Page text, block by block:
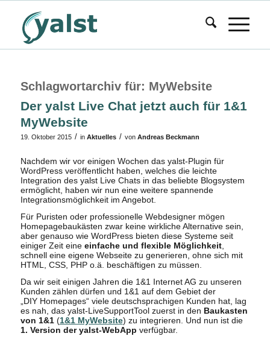
Schlagwortarchiv für: MyWebsite
Der yalst Live Chat jetzt auch für 1&1
MyWebsite
19. Oktober 2015 / in Aktuelles / von Andreas Beckmann
Nachdem wir vor einigen Wochen das yalst-Plugin für
WordPress veröffentlicht haben, welches die leichte
Integration des yalst Live Chats in das beliebte Blogsystem
ermöglicht, haben wir nun eine weitere spannende
Integrationsmöglichkeit im Angebot.
Für Puristen oder professionelle Webdesigner mögen
Homepagebaukästen zwar keine wirkliche Alternative sein,
aber genauso wie WordPress bieten diese Systeme seit
einiger Zeit eine einfache und flexible Möglichkeit,
schnell eine eigene Webseite zu generieren, ohne sich mit
HTML, CSS, PHP o.ä. beschäftigen zu müssen.
Da wir seit einigen Jahren die 1&1 Internet AG zu unseren
Kunden zählen dürfen und 1&1 auf dem Gebiet der
„DIY Homepages“ viele deutschsprachigen Kunden hat, lag
es nah, das yalst-LiveSupportTool zuerst in den Baukasten
von 1&1(1&1 MyWebsite) zu integrieren. Und nun ist die
1. Version der yalst-WebApp verfügbar.